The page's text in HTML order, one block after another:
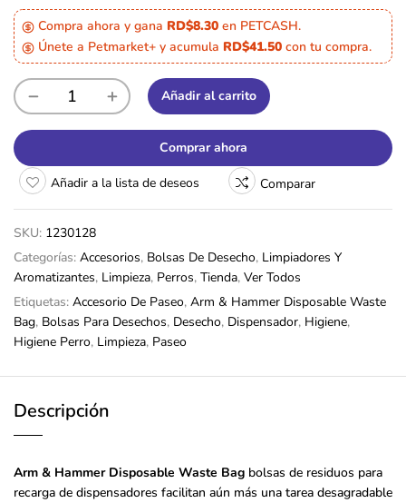
Compra ahora y gana RD$8.30 en PETCASH.
Únete a Petmarket+ y acumula RD$41.50 con tu compra.
Añadir al carrito
Comprar ahora
Añadir a la lista de deseos Comparar
SKU: 1230128
Categorías: Accesorios, Bolsas De Desecho, Limpiadores Y
Aromatizantes, Limpieza, Perros, Tienda, Ver Todos
Etiquetas: Accesorio De Paseo, Arm & Hammer Disposable Waste
Bag, Bolsas Para Desechos, Desecho, Dispensador, Higiene,
Higiene Perro, Limpieza, Paseo
Descripción
Arm & Hammer Disposable Waste Bag bolsas de residuos para
recarga de dispensadores facilitan aún más una tarea desagradable